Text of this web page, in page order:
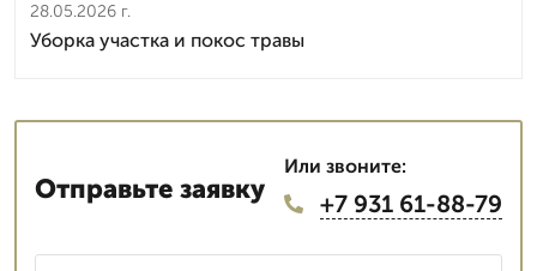
28.05.2026 г.
Уборка участка и покос травы
Отправьте заявку
Или звоните:
+7 931 61-88-79